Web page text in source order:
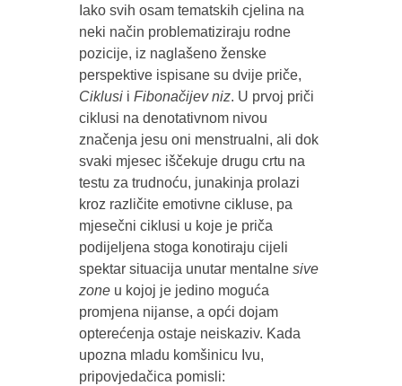
Iako svih osam tematskih cjelina na
neki način problematiziraju rodne
pozicije, iz naglašeno ženske
perspektive ispisane su dvije priče,
Ciklusii Fibonačijev niz. U prvoj priči
ciklusi na denotativnom nivou
značenja jesu oni menstrualni, ali dok
svaki mjesec iščekuje drugu crtu na
testu za trudnoću, junakinja prolazi
kroz različite emotivne cikluse, pa
mjesečni ciklusi u koje je priča
podijeljena stoga konotiraju cijeli
spektar situacija unutar mentalne sive
zoneu kojoj je jedino moguća
promjena nijanse, a opći dojam
opterećenja ostaje neiskaziv. Kada
upozna mladu komšinicu Ivu,
pripovjedačica pomisli: